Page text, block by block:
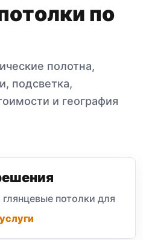
по
полотна,
подсветка,
и география
потолки для